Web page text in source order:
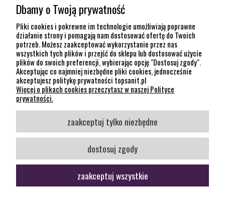
POMOC
INFORMACJE
KONTAKT
12 307 26 20
Kraków, 30-704 Na Dołach 8
SOCIAL MEDIA
Śledź nas
pokaż pełną wersję strony
Dbamy o Twoją prywatność
Pliki cookies i pokrewne im technologie umożliwiają poprawne
działanie strony i pomagają nam dostosować ofertę do Twoich
potrzeb. Możesz zaakceptować wykorzystanie przez nas
wszystkich tych plików i przejść do sklepu lub dostosować użycie
plików do swoich preferencji, wybierając opcję "Dostosuj zgody".
Akceptując co najmniej niezbędne pliki cookies, jednocześnie
akceptujesz politykę prywatności topsanit.pl
Więcej o plikach cookies przeczytasz w naszej Polityce
prywatności.
zaakceptuj tylko niezbędne
dostosuj zgody
zaakceptuj wszystkie